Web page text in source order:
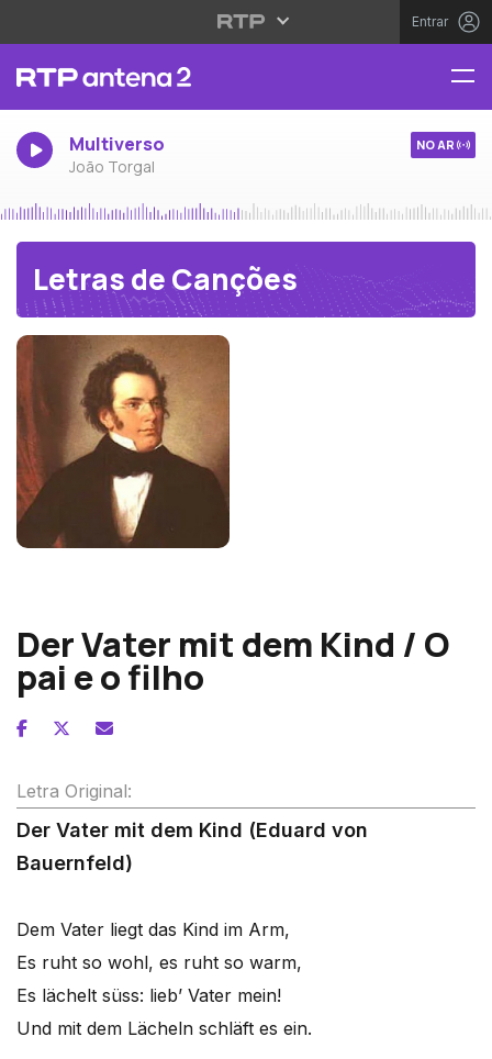
Entrar
Multiverso
João Torgal
NO AR
Letras de Canções
Der Vater mit dem Kind / O
pai e o filho
Letra Original:
Der Vater mit dem Kind (Eduard von
Bauernfeld)
Dem Vater liegt das Kind im Arm,
Es ruht so wohl, es ruht so warm,
Es lächelt süss: lieb’ Vater mein!
Und mit dem Lächeln schläft es ein.